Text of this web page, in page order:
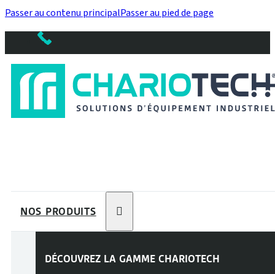
Passer au contenu principalPasser au pied de page
NOS PRODUITS
DÉCOUVREZ LA GAMME CHARIOTECH